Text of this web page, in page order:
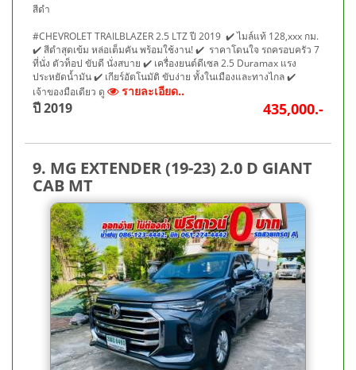
สีดำ
#CHEVROLET TRAILBLAZER 2.5 LTZ ปี 2019 ✔️ ไมล์แท้ 128,xxx กม.
✔️ สีดำสุดเข้ม หล่อเต็มคัน พร้อมใช้งาน! ✔️ ราคาโดนใจ รถครอบครัว 7
ที่นั่ง ตัวท็อป ขับดี นั่งสบาย ✔️ เครื่องยนต์ดีเซล 2.5 Duramax แรง
ประหยัดน้ำมัน ✔️ เกียร์อัตโนมัติ ขับง่าย ทั้งในเมืองและทางไกล ✔️
เจ้าของมือเดียว ดู
รายละเอียด..
ปี 2019 435,000.-
9. MG EXTENDER (19-23) 2.0 D GIANT
CAB MT